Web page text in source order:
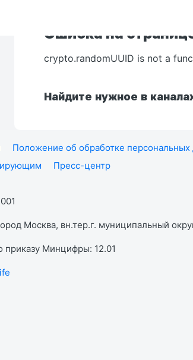
Ошибка на
crypto.randomUUID is not a
Найдите нужное в
Положение об обработке персональных
Пресс-центр
Москва, вн.тер.г. муниципальный
приказу Минцифры: 12.01